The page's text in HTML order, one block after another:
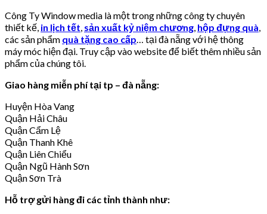
Công Ty Window media là một trong những công ty chuyên
thiết kế, in lịch tết sản xuất kỷ niệm chương hộp đựng quà
các sản phẩm quà tặng cao cấp … tại đà nẵng với hệ thông
máy móc hiện đại. Truy cập vào website để biết thêm nhiều sản
phẩm của chúng tôi.
Giao hàng miễn phí tại tp – đà nẵng:
Huyện Hòa Vang
Quận Hải Châu
Quận Cẩm Lệ
Quận Thanh Khê
Quận Liên Chiểu
Quận Ngũ Hành Sơn
Quận Sơn Trà
Hỗ trợ gửi hàng đi các tỉnh thành như: